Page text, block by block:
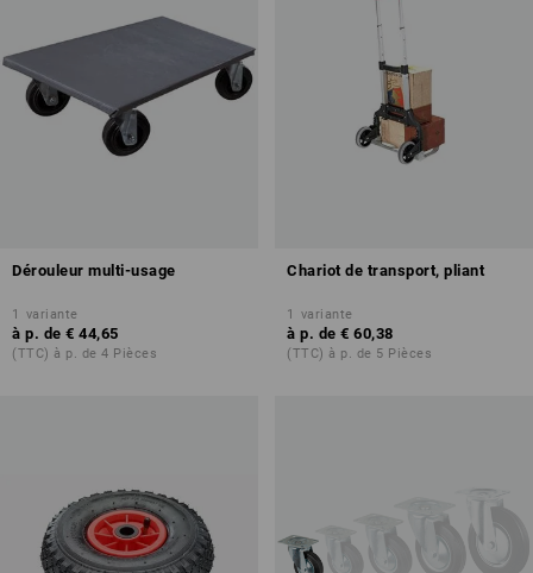
Dérouleur multi-usage
1 variante
à p. de € 44,65
(TTC) à p. de 4 Pièces
Chariot de transport, pliant
1 variante
à p. de € 60,38
(TTC) à p. de 5 Pièces